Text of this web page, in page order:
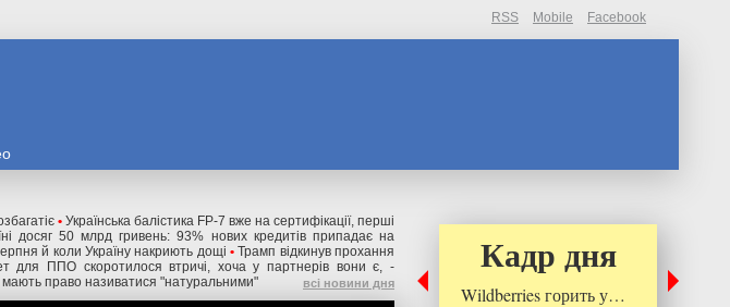
RSS Mobile Facebook
• Українська балістика FP-7 вже на сертифікації, перші
досяг 50 млрд гривень: 93% нових кредитів припадає на
й коли Україну накриють дощі • Трамп відкинув прохання
для ППО скоротилося втричі, хоча у партнерів вони є, -
мають право називатися "натуральними" всі новини дня
Кадр дня
Wildberries горить у…